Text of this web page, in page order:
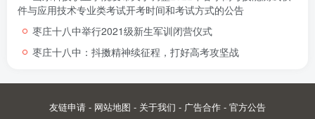
件与应用技术专业类考试开考时间和考试方式的公告
枣庄十八中举行2021级新生军训闭营仪式
枣庄十八中：抖擞精神续征程，打好高考攻坚战
友链申请 - 网站地图 - 关于我们 - 广告合作 - 官方公告